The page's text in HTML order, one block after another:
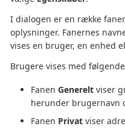
I dialogen er en række
oplysninger. Fanernes
vises en bruger, en enhed
Brugere vises med
Fanen Generelt viser
herunder brugernavn
Fanen Privat viser